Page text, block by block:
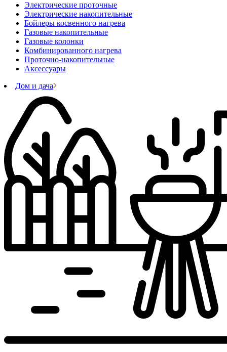
Электрические проточные
Электрические накопительные
Бойлеры косвенного нагрева
Газовые накопительные
Газовые колонки
Комбинированного нагрева
Проточно-накопительные
Аксессуары
Дом и дача